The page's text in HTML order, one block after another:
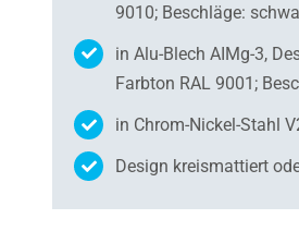
9010; Beschläge:
in Alu-Blech AIMg-3,
Farbton RAL 9001;
in Chrom-Nickel-Stahl
Design kreismattiert